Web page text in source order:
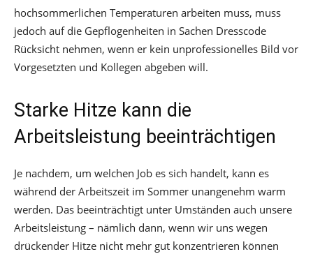
hochsommerlichen Temperaturen arbeiten muss, muss
jedoch auf die Gepflogenheiten in Sachen Dresscode
Rücksicht nehmen, wenn er kein unprofessionelles Bild vor
Vorgesetzten und Kollegen abgeben will.
Starke Hitze kann die
Arbeitsleistung beeinträchtigen
Je nachdem, um welchen Job es sich handelt, kann es
während der Arbeitszeit im Sommer unangenehm warm
werden. Das beeinträchtigt unter Umständen auch unsere
Arbeitsleistung – nämlich dann, wenn wir uns wegen
drückender Hitze nicht mehr gut konzentrieren können